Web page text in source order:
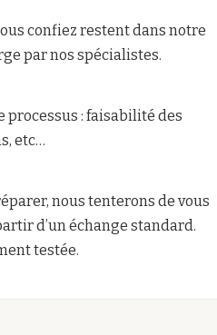
confiez restent dans notre
par nos spécialistes.
: faisabilité des
etc…
nous tenterons de vous
d’un échange standard.
testée.